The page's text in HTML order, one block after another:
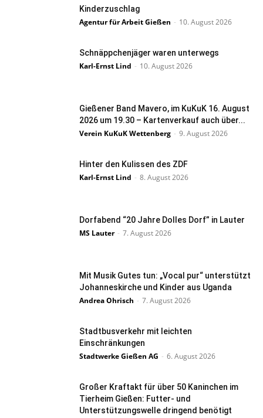
Kinderzuschlag
Agentur für Arbeit Gießen - 10. August 2026
Schnäppchenjäger waren unterwegs
Karl-Ernst Lind - 10. August 2026
Gießener Band Mavero, im KuKuK 16. August
2026 um 19.30 – Kartenverkauf auch über...
Verein KuKuK Wettenberg - 9. August 2026
Hinter den Kulissen des ZDF
Karl-Ernst Lind - 8. August 2026
Dorfabend “20 Jahre Dolles Dorf” in Lauter
MS Lauter - 7. August 2026
Mit Musik Gutes tun: „Vocal pur“ unterstützt
Johanneskirche und Kinder aus Uganda
Andrea Ohrisch - 7. August 2026
Stadtbusverkehr mit leichten
Einschränkungen
Stadtwerke Gießen AG - 6. August 2026
Großer Kraftakt für über 50 Kaninchen im
Tierheim Gießen: Futter- und
Unterstützungswelle dringend benötigt